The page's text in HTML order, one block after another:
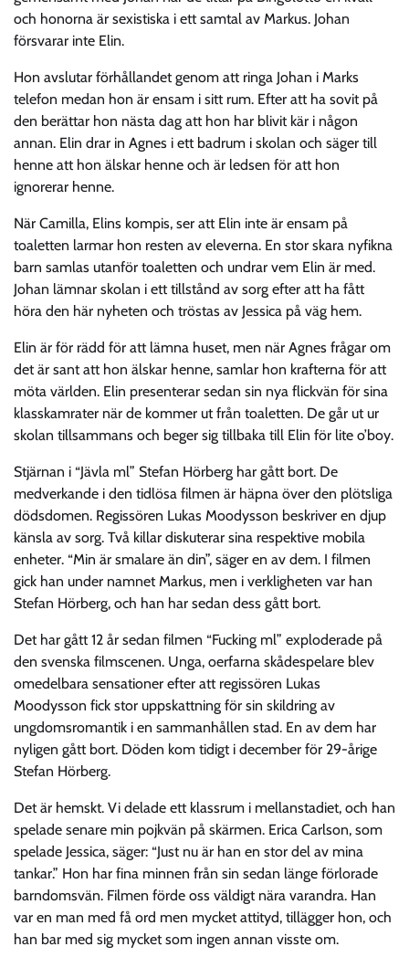
och honorna är sexistiska i ett samtal av Markus. Johan
försvarar inte Elin.
Hon avslutar förhållandet genom att ringa Johan i Marks
telefon medan hon är ensam i sitt rum. Efter att ha sovit på
den berättar hon nästa dag att hon har blivit kär i någon
annan. Elin drar in Agnes i ett badrum i skolan och säger till
henne att hon älskar henne och är ledsen för att hon
ignorerar henne.
När Camilla, Elins kompis, ser att Elin inte är ensam på
toaletten larmar hon resten av eleverna. En stor skara nyfikna
barn samlas utanför toaletten och undrar vem Elin är med.
Johan lämnar skolan i ett tillstånd av sorg efter att ha fått
höra den här nyheten och tröstas av Jessica på väg hem.
Elin är för rädd för att lämna huset, men när Agnes frågar om
det är sant att hon älskar henne, samlar hon krafterna för att
möta världen. Elin presenterar sedan sin nya flickvän för sina
klasskamrater när de kommer ut från toaletten. De går ut ur
skolan tillsammans och beger sig tillbaka till Elin för lite o’boy.
Stjärnan i “Jävla ml” Stefan Hörberg har gått bort. De
medverkande i den tidlösa filmen är häpna över den plötsliga
dödsdomen. Regissören Lukas Moodysson beskriver en djup
känsla av sorg. Två killar diskuterar sina respektive mobila
enheter. “Min är smalare än din”, säger en av dem. I filmen
gick han under namnet Markus, men i verkligheten var han
Stefan Hörberg, och han har sedan dess gått bort.
Det har gått 12 år sedan filmen “Fucking ml” exploderade på
den svenska filmscenen. Unga, oerfarna skådespelare blev
omedelbara sensationer efter att regissören Lukas
Moodysson fick stor uppskattning för sin skildring av
ungdomsromantik i en sammanhållen stad. En av dem har
nyligen gått bort. Döden kom tidigt i december för 29-årige
Stefan Hörberg.
Det är hemskt. Vi delade ett klassrum i mellanstadiet, och han
spelade senare min pojkvän på skärmen. Erica Carlson, som
spelade Jessica, säger: “Just nu är han en stor del av mina
tankar.” Hon har fina minnen från sin sedan länge förlorade
barndomsvän. Filmen förde oss väldigt nära varandra. Han
var en man med få ord men mycket attityd, tillägger hon, och
han bar med sig mycket som ingen annan visste om.